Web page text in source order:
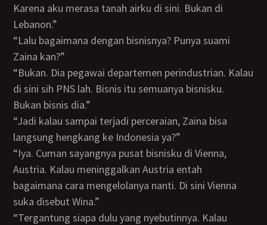
Karena aku merasa tanah airku di sini. Bukan di
Lebanon.”
“Lalu bagaimana dengan bisnisnya? Punya suami
Zaina kan?”
“Bukan. Dia pegawai departemen perindustrian. Kalau
di sini sih PNS lah. Bisnis itu semuanya bisnisku.
Bukan bisnis dia.”
“Jadi kalau sampai terjadi perceraian, Zaina bisa
langsung hengkang ke Indonesia ya?”
“Iya. Cuman sayangnya pusat bisnisku di Vienna,
Austria. Kalau meninggalkan Austria entah
bagaimana cara mengelolanya nanti. Di sini Vienna
suka disebut Wina.”
“Tergantung siapa dulu yang nyebutinnya. Kalau